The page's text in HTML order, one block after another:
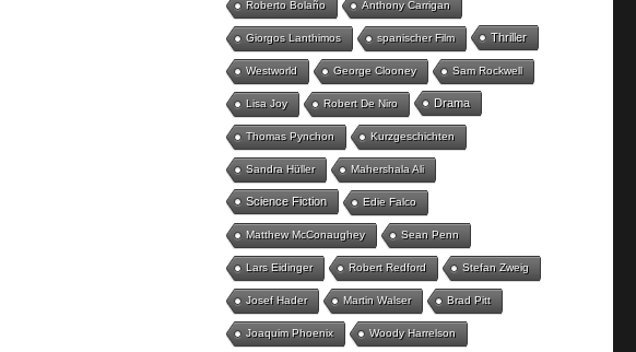
Roberto Bolaño Anthony Carrigan
Giorgos Lanthimos spanischer Film Thriller
Westworld George Clooney Sam Rockwell
Lisa Joy Robert De Niro Drama
Thomas Pynchon Kurzgeschichten
Sandra Hüller Mahershala Ali
Science Fiction Edie Falco
Matthew McConaughey Sean Penn
Lars Eidinger Robert Redford Stefan Zweig
Josef Hader Martin Walser Brad Pitt
Joaquim Phoenix Woody Harrelson